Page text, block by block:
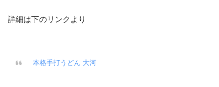
詳細は下のリンクより
本格手打うどん 大河